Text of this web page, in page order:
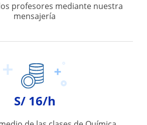
profesores mediante nuestra
mensajería
S/ 16/h